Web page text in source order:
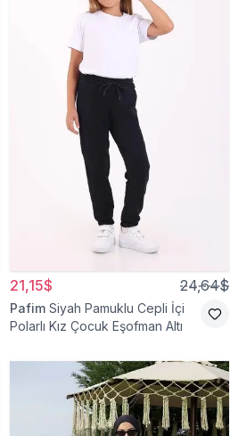
21,15$ 24,64$
Pafim Siyah Pamuklu Cepli İçi
Polarlı Kız Çocuk Eşofman Altı